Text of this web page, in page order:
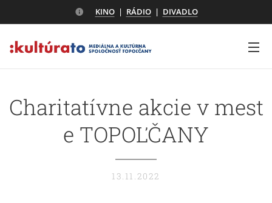
KINO| RÁDIO| DIVADLO
Charitatívne akcie v mest
e TOPOĽČANY
13.11.2022